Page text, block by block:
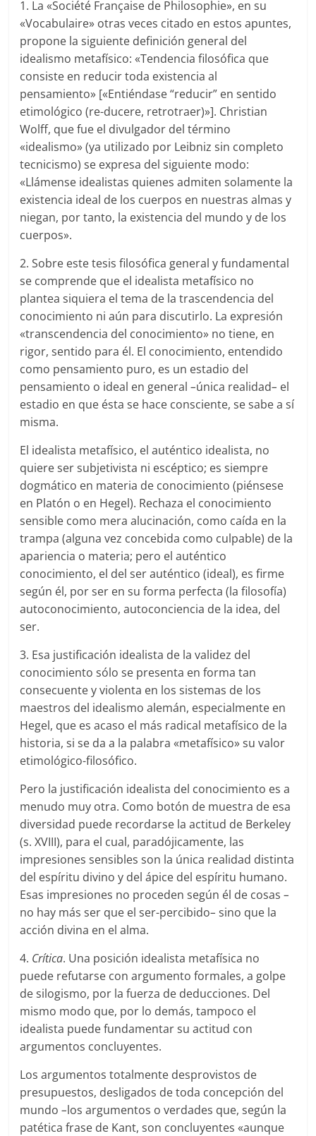
1. La «Société Française de Philosophie», en su
«Vocabulaire» otras veces citado en estos apuntes,
propone la siguiente definición general del
idealismo metafísico: «Tendencia filosófica que
consiste en reducir toda existencia al
pensamiento» [«Entiéndase “reducir” en sentido
etimológico (re-ducere, retrotraer)»]. Christian
Wolff, que fue el divulgador del término
«idealismo» (ya utilizado por Leibniz sin completo
tecnicismo) se expresa del siguiente modo:
«Llámense idealistas quienes admiten solamente la
existencia ideal de los cuerpos en nuestras almas y
niegan, por tanto, la existencia del mundo y de los
cuerpos».
2. Sobre este tesis filosófica general y fundamental
se comprende que el idealista metafísico no
plantea siquiera el tema de la trascendencia del
conocimiento ni aún para discutirlo. La expresión
«transcendencia del conocimiento» no tiene, en
rigor, sentido para él. El conocimiento, entendido
como pensamiento puro, es un estadio del
pensamiento o ideal en general–única realidad– el
estadio en que ésta se hace consciente, se sabe a sí
misma.
El idealista metafísico, el auténtico idealista, no
quiere ser subjetivista ni escéptico; es siempre
dogmático en materia de conocimiento (piénsese
en Platón o en Hegel). Rechaza el conocimiento
sensible como mera alucinación, como caída en la
trampa (alguna vez concebida como culpable) de la
apariencia o materia; pero el auténtico
conocimiento, el del ser auténtico (ideal), es firme
según él, por ser en su forma perfecta (la filosofía)
autoconocimiento, autoconciencia de la idea, del
ser.
3. Esa justificación idealista de la validez del
conocimiento sólo se presenta en forma tan
consecuente y violenta en los sistemas de los
maestros del idealismo alemán, especialmente en
Hegel, que es acaso el más radical metafísico de la
historia, si se da a la palabra «metafísico» su valor
etimológico-filosófico.
Pero la justificación idealista del conocimiento es a
menudo muy otra. Como botón de muestra de esa
diversidad puede recordarse la actitud de Berkeley
(s. XVIII), para el cual, paradójicamente, las
impresiones sensibles son la única realidad distinta
del espíritu divino y del ápice del espíritu humano.
Esas impresiones no proceden según él de cosas–
no hay más ser que el ser-percibido– sino que la
acción divina en el alma.
4. Crítica. Una posición idealista metafísica no
puede refutarse con argumento formales, a golpe
de silogismo, por la fuerza de deducciones. Del
mismo modo que, por lo demás, tampoco el
idealista puede fundamentar su actitud con
argumentos concluyentes.
Los argumentos totalmente desprovistos de
presupuestos, desligados de toda concepción del
mundo–los argumentos o verdades que, según la
patética frase de Kant, son concluyentes «aunque